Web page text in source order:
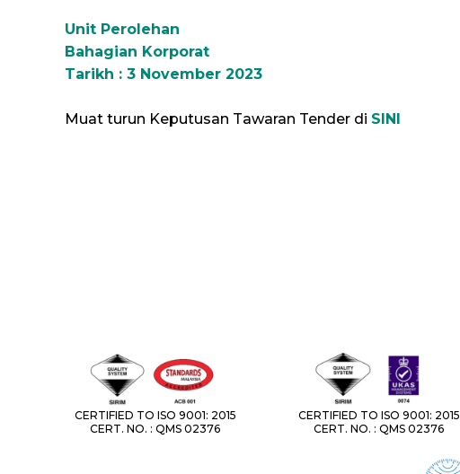
Unit Perolehan
Bahagian Korporat
Tarikh : 3 November 2023
Muat turun Keputusan Tawaran Tender di SINI
CERTIFIED TO ISO 9001: 2015
CERT. NO. : QMS 02376
CERTIFIED TO ISO 9001: 2015
CERT. NO. : QMS 02376